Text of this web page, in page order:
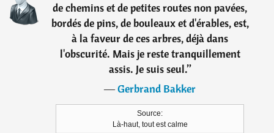
de chemins et de petites routes non pavées,
bordés de pins, de bouleaux et d'érables, est,
à la faveur de ces arbres, déjà dans
l'obscurité. Mais je reste tranquillement
assis. Je suis seul.”
―Gerbrand Bakker
Source:
Là-haut, tout est calme